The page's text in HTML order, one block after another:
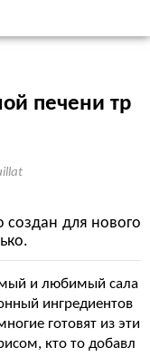
печени тр
создан для нового
и любимый сала
ингредиентов
готовят из эти
кто то добавл